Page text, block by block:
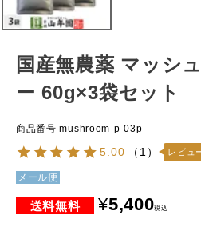
国産無農薬 マッシ
ー 60g×3袋セット
商品番号 mushroom-p-03p
5.00 （ 1 ） レビュ
メール便
¥5,400税込